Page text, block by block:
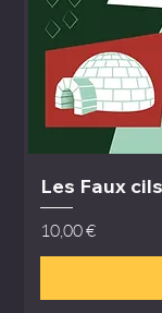
Les Faux
Prix
10,00 €